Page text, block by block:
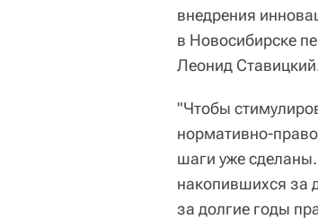
внедрения
в Новосибирске
Леонид
"Чтобы
нормативно-
шаги уже
накопившихся за
за долгие годы